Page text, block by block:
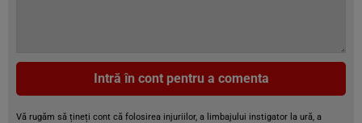
Intră în cont pentru a comenta
Vă rugăm să țineți cont că folosirea injuriilor, a limbajului instigator la ură, a